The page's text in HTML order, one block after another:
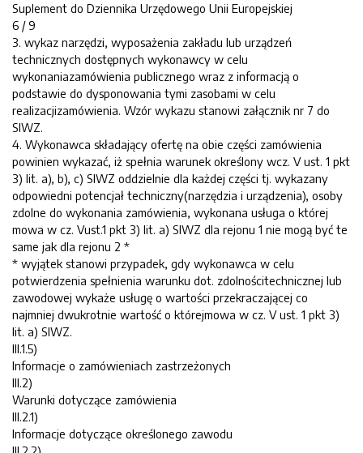
Suplement do Dziennika Urzędowego Unii Europejskiej
6 / 9
3. wykaz narzędzi, wyposażenia zakładu lub urządzeń
technicznych dostępnych wykonawcy w celu
wykonaniazamówienia publicznego wraz z informacją o
podstawie do dysponowania tymi zasobami w celu
realizacjizamówienia. Wzór wykazu stanowi załącznik nr 7 do
SIWZ.
4. Wykonawca składający ofertę na obie części zamówienia
powinien wykazać, iż spełnia warunek określony wcz. V ust. 1 pkt
3) lit. a), b), c) SIWZ oddzielnie dla każdej części tj. wykazany
odpowiedni potencjał techniczny(narzędzia i urządzenia), osoby
zdolne do wykonania zamówienia, wykonana usługa o której
mowa w cz. Vust.1 pkt 3) lit. a) SIWZ dla rejonu 1 nie mogą być te
same jak dla rejonu 2 *
* wyjątek stanowi przypadek, gdy wykonawca w celu
potwierdzenia spełnienia warunku dot. zdolnościtechnicznej lub
zawodowej wykaże usługę o wartości przekraczającej co
najmniej dwukrotnie wartość o którejmowa w cz. V ust. 1 pkt 3)
lit. a) SIWZ.
III.1.5)
Informacje o zamówieniach zastrzeżonych
III.2)
Warunki dotyczące zamówienia
III.2.1)
Informacje dotyczące określonego zawodu